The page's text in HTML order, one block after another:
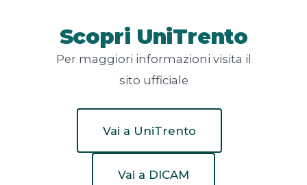
Scopri UniTrento
Per maggiori informazioni visita il
sito ufficiale
Vai a UniTrento
Vai a DICAM